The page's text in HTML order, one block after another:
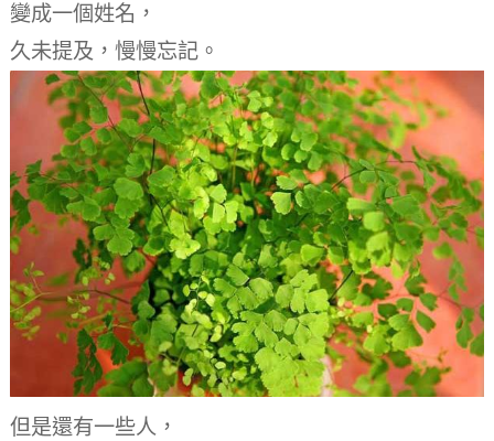
變成一個姓名，
久未提及，慢慢忘記。
但是還有一些人，